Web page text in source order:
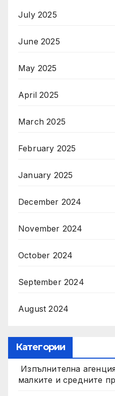
July 2025
June 2025
May 2025
April 2025
March 2025
February 2025
January 2025
December 2024
November 2024
October 2024
September 2024
August 2024
Категории
Изпълнителна
малките и средните